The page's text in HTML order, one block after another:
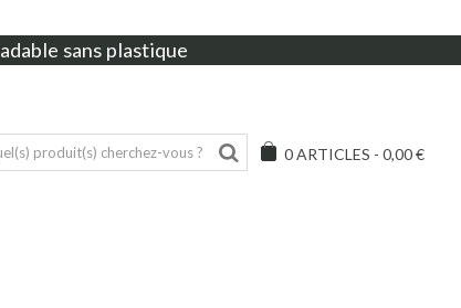
sans plastique
0ARTICLES - 0,00 €